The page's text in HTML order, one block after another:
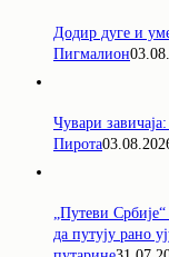
Додир дуге и
Пигмалион
Чувари
Пирота
„Путеви
да путују рано